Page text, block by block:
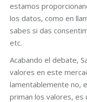
estamos
los datos, como en
sabes si das
etc.
Acabando el debate,
valores en este
lamentablemente no,
priman los valores, es